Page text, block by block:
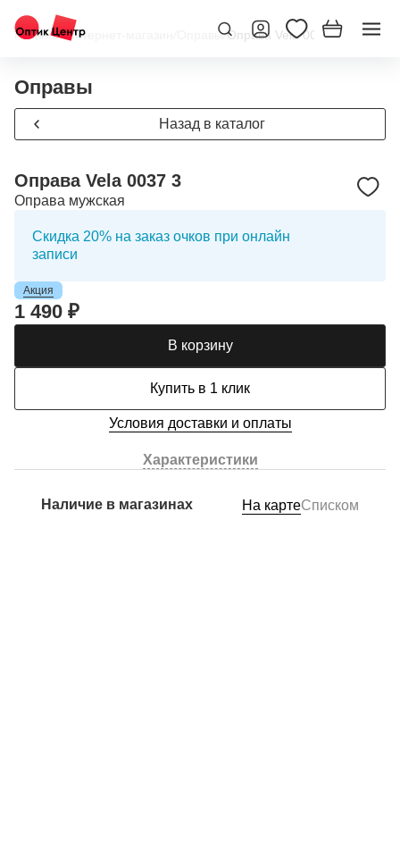
Главная/Интернет-магазин Оправы/Оправа Vela 0037 3
Оправы
Назад в каталог
Оправа Vela 0037 3
Оправа мужская
Скидка 20% на заказ очков при онлайн
записи
Акция
1 490 ₽
В корзину
Купить в 1 клик
Условия доставки и оплаты
Характеристики
Наличие в магазинах На картеСписком